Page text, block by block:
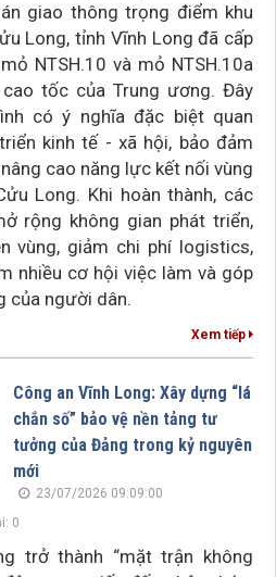
giao thông trọng điểm khu
Long, tỉnh Vĩnh Long đã cấp
NTSH.10 và mỏ NTSH.10a
tốc của Trung ương. Đây
có ý nghĩa đặc biệt quan
kinh tế - xã hội, bảo đảm
cao năng lực kết nối vùng
Long. Khi hoàn thành, các
rộng không gian phát triển,
vùng, giảm chi phí logistics,
nhiều cơ hội việc làm và góp
của người dân.
Xem tiếp
Công an Vĩnh Long: Xây dựng “lá
chắn số” bảo vệ nền tảng tư
tưởng của Đảng trong kỷ nguyên
mới
23/07/2026 09:09:00
0
trở thành “mặt trận không